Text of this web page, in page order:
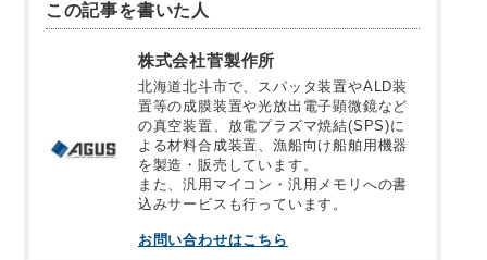
この記事を書いた人
株式会社菅製作所
北海道北斗市で、スパッタ装置やALD装
置等の成膜装置や光放出電子顕微鏡など
の真空装置、放電プラズマ焼結(SPS)に
よる材料合成装置、漁船向け船舶用機器
を製造・販売しています。
また、汎用マイコン・汎用メモリへの書
込みサービスも行っています。
お問い合わせはこちら